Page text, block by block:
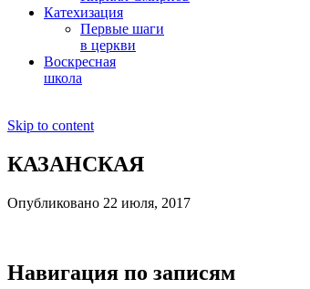
Катехизация
Первые шаги
в церкви
Воскресная
школа
Skip to content
КАЗАНСКАЯ
Опубликовано 22 июля, 2017
Навигация по записям